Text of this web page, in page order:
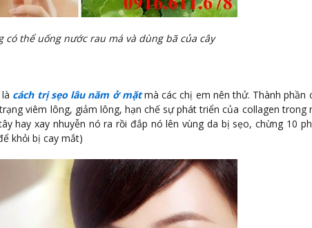
có thể uống nước rau má và dùng bã của cây
cách trị sẹo lâu năm ở mặtmà các chị em nên thử. Thành phần
viêm lông, giảm lông, hạn chế sự phát triển của collagen trong
hay xay nhuyễn nó ra rồi đắp nó lên vùng da bị sẹo, chừng 10
khỏi bị cay mắt)